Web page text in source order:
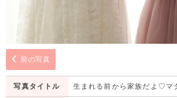
前の写真
写真タイトル 生まれる前から家族だよ♡マ